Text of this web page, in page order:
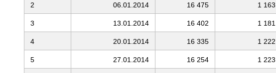
2 06.01.2014 16 475 1 163
3 13.01.2014 16 402 1 181
4 20.01.2014 16 335 1 222
5 27.01.2014 16 254 1 223